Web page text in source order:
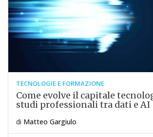
TECNOLOGIE E FORMAZIONE
Come evolve il capitale
studi professionali tra dati e AI
di Matteo Gargiulo